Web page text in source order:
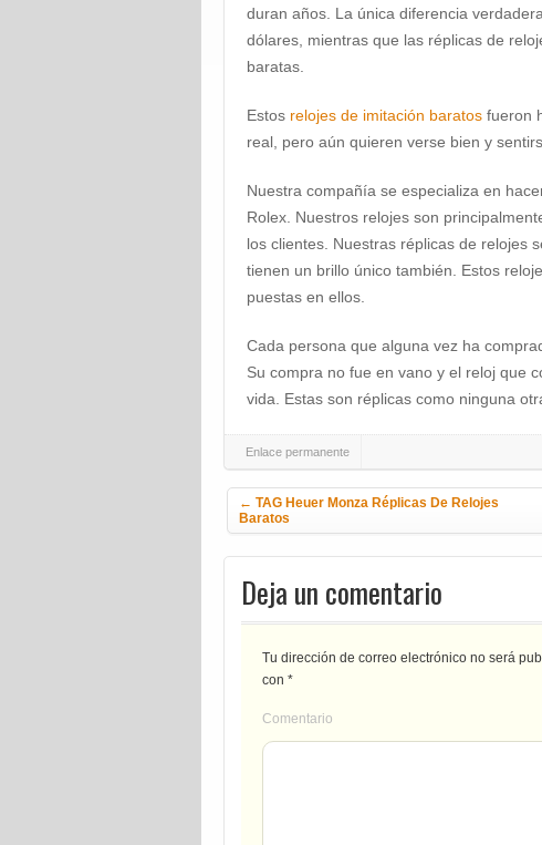
duran años. La única diferencia
dólares, mientras que las réplicas de
baratas.
Estos relojes de imitación baratos fueron
real, pero aún quieren verse bien y
Nuestra compañía se especializa en
Rolex. Nuestros relojes son
los clientes. Nuestras réplicas de relojes
tienen un brillo único también. Estos
puestas en ellos.
Cada persona que alguna vez ha
Su compra no fue en vano y el reloj que
vida. Estas son réplicas como ninguna
Enlace permanente
Navegación de la entrada
← TAG Heuer Monza Réplicas De Relojes
Baratos
Deja un comentario
Tu dirección de correo electrónico no será
con *
Comentario